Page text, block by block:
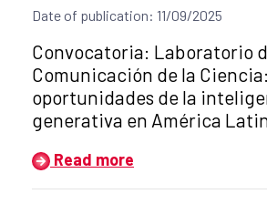
Date of publication: 11/09/2025
Title of the announcement:
Convocatoria: Laboratorio
Comunicación de la
oportunidades de la
generativa en América
Read more